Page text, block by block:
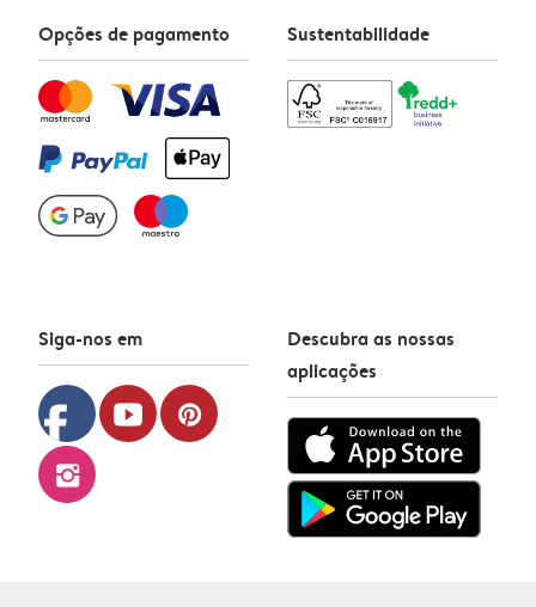
Opções de pagamento Sustentabilidade
Siga-nos em
facebook youtube pinterest
instagram
Descubra as nossas
aplicações